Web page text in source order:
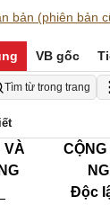
bản (phiên bản
VB gốc
Tìm từ trong trang
VÀ
CỘNG
Độc